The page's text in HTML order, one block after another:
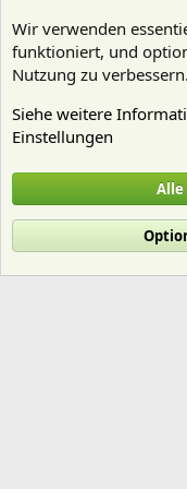
Cookies
Deutsch
Nutzungsbedingungen
R
Wir verwenden
funktioniert, und
Nutzung zu verbessern.
Siehe weitere
Einstellungen
Alle